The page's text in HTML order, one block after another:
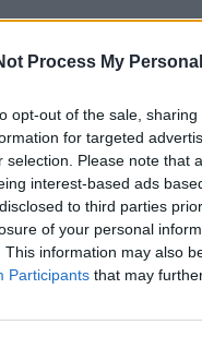
Process My
opt-out of the sale,
for targeted
selection. Please note that
interest-based ads
to third parties
of your personal
This information may also
Participants that may
organizuotas
aljansų
jos vaidmens
ekosistemas ir